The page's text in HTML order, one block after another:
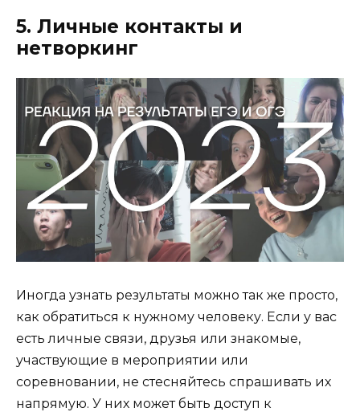
5. Личные контакты и
нетворкинг
Иногда узнать результаты можно так же просто,
как обратиться к нужному человеку. Если у вас
есть личные связи, друзья или знакомые,
участвующие в мероприятии или
соревновании, не стесняйтесь спрашивать их
напрямую. У них может быть доступ к